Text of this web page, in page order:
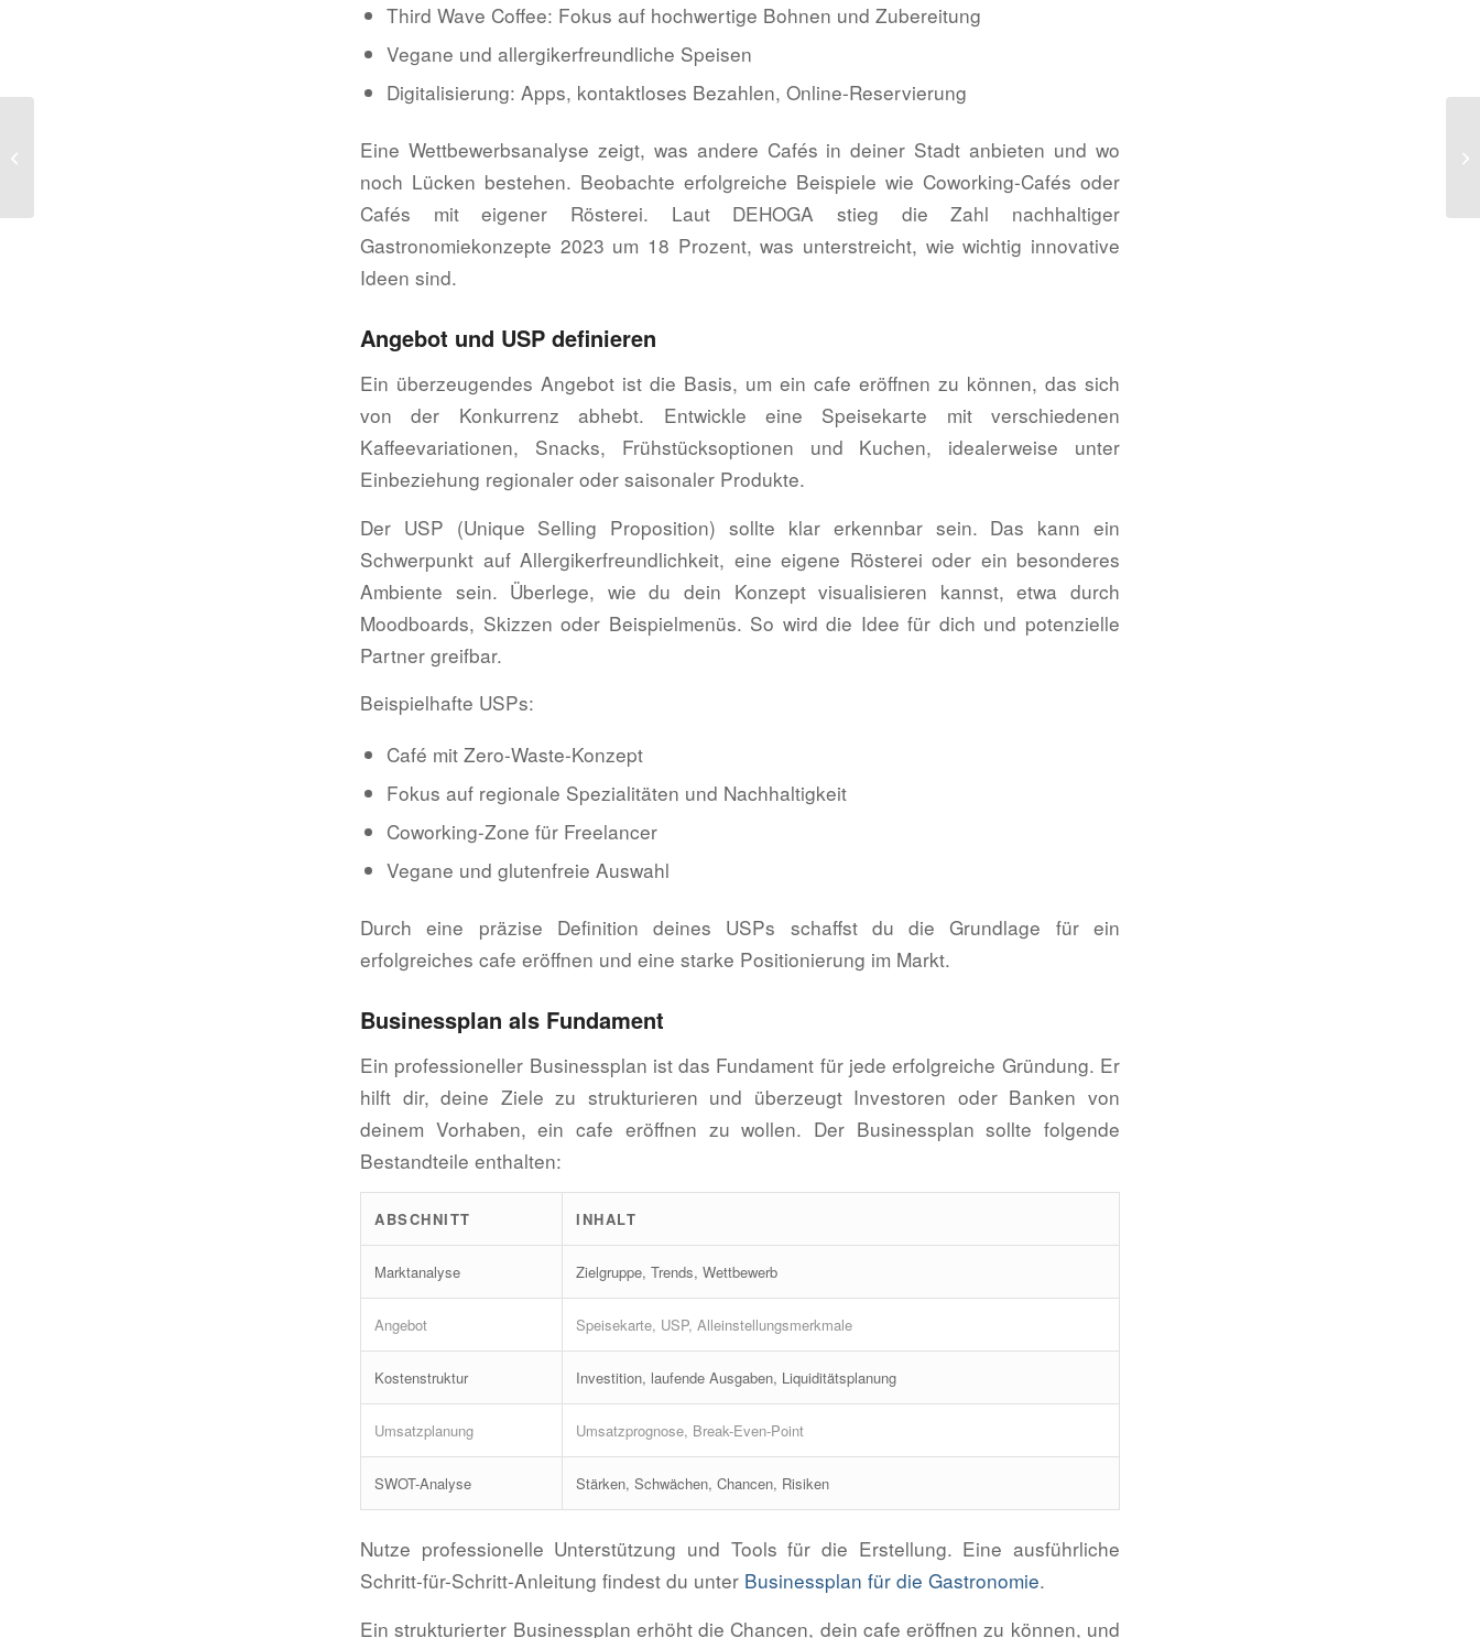
Third Wave Coffee: Fokus auf hochwertige Bohnen und Zubereitung
Vegane und allergikerfreundliche Speisen
Digitalisierung: Apps, kontaktloses Bezahlen, Online-Reservierung
Eine Wettbewerbsanalyse zeigt, was andere Cafés in deiner Stadt anbieten und wo
noch Lücken bestehen. Beobachte erfolgreiche Beispiele wie Coworking-Cafés oder
Cafés mit eigener Rösterei. Laut DEHOGA stieg die Zahl nachhaltiger
Gastronomiekonzepte 2023 um 18 Prozent, was unterstreicht, wie wichtig innovative
Ideen sind.
Angebot und USP definieren
Ein überzeugendes Angebot ist die Basis, um ein cafe eröffnen zu können, das sich
von der Konkurrenz abhebt. Entwickle eine Speisekarte mit verschiedenen
Kaffeevariationen, Snacks, Frühstücksoptionen und Kuchen, idealerweise unter
Einbeziehung regionaler oder saisonaler Produkte.
Der USP (Unique Selling Proposition) sollte klar erkennbar sein. Das kann ein
Schwerpunkt auf Allergikerfreundlichkeit, eine eigene Rösterei oder ein besonderes
Ambiente sein. Überlege, wie du dein Konzept visualisieren kannst, etwa durch
Moodboards, Skizzen oder Beispielmenüs. So wird die Idee für dich und potenzielle
Partner greifbar.
Beispielhafte USPs:
Café mit Zero-Waste-Konzept
Fokus auf regionale Spezialitäten und Nachhaltigkeit
Coworking-Zone für Freelancer
Vegane und glutenfreie Auswahl
Durch eine präzise Definition deines USPs schaffst du die Grundlage für ein
erfolgreiches cafe eröffnen und eine starke Positionierung im Markt.
Businessplan als Fundament
Ein professioneller Businessplan ist das Fundament für jede erfolgreiche Gründung. Er
hilft dir, deine Ziele zu strukturieren und überzeugt Investoren oder Banken von
deinem Vorhaben, ein cafe eröffnen zu wollen. Der Businessplan sollte folgende
Bestandteile enthalten:
ABSCHNITT INHALT
Marktanalyse Zielgruppe, Trends, Wettbewerb
Angebot Speisekarte, USP, Alleinstellungsmerkmale
Kostenstruktur Investition, laufende Ausgaben, Liquiditätsplanung
Umsatzplanung Umsatzprognose, Break-Even-Point
SWOT-Analyse Stärken, Schwächen, Chancen, Risiken
Nutze professionelle Unterstützung und Tools für die Erstellung. Eine ausführliche
Schritt-für-Schritt-Anleitung findest du unter Businessplan für die Gastronomie.
Ein strukturierter Businessplan erhöht die Chancen, dein cafe eröffnen zu können, und